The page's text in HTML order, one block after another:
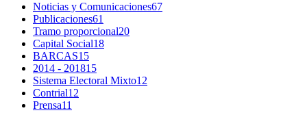
Noticias y Comunicaciones67
Publicaciones61
Tramo proporcional20
Capital Social18
BARCAS15
2014 - 201815
Sistema Electoral Mixto12
Contrial12
Prensa11